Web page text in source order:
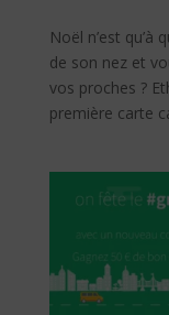
Noël n’est
de son nez et
vos proches ?
première carte